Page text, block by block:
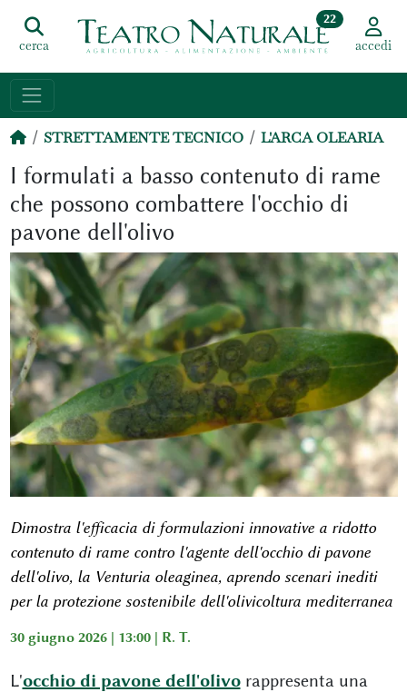
cerca
22
accedi
STRETTAMENTE TECNICO L'ARCA OLEARIA
I formulati a basso contenuto di rame
che possono combattere l'occhio di
pavone dell'olivo
Dimostra l'efficacia di formulazioni innovative a ridotto
contenuto di rame contro l'agente dell'occhio di pavone
dell'olivo, la Venturia oleaginea, aprendo scenari inediti
per la protezione sostenibile dell'olivicoltura mediterranea
30 giugno 2026 | 13:00 | R. T.
L'occhio di pavone dell'olivorappresenta una